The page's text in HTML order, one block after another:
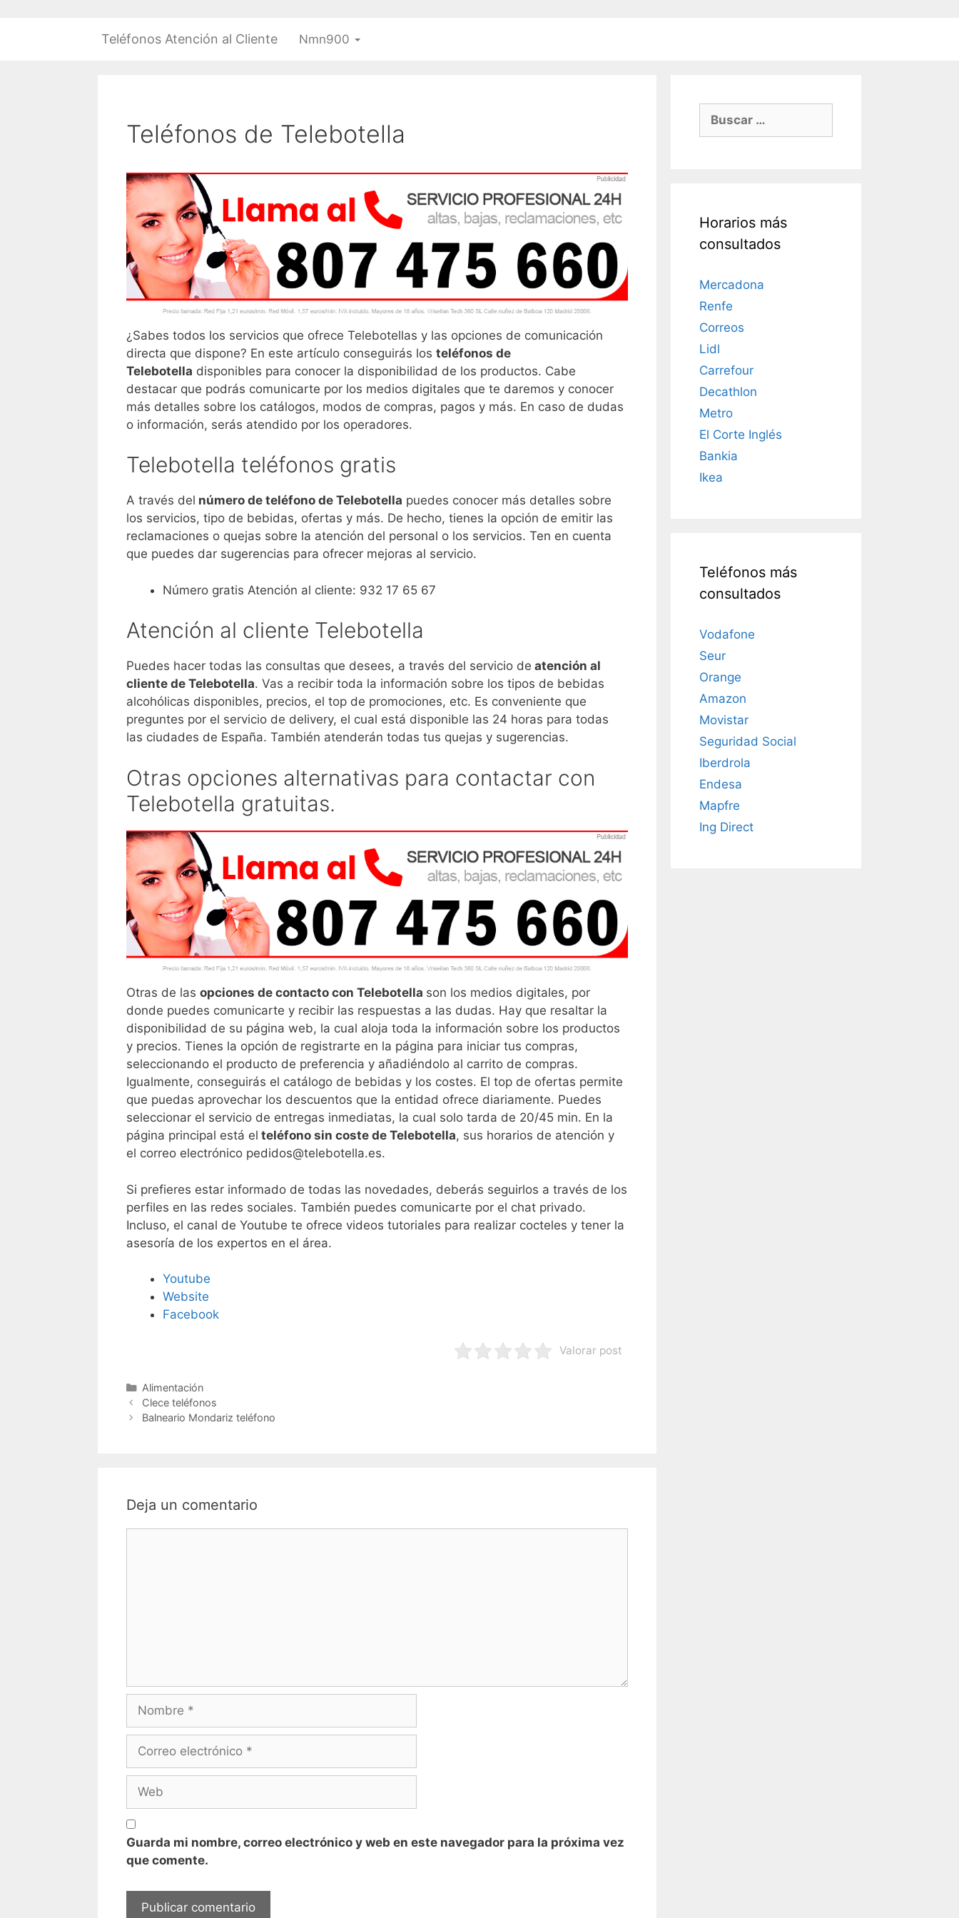
Teléfonos Atención al Cliente Nmn900
Teléfonos de Telebotella
¿Sabes todos los servicios que ofrece Telebotellas y las opciones de comunicación
directa que dispone? En este artículo conseguirás los teléfonos de
Telebotella disponibles para conocer la disponibilidad de los productos. Cabe
destacar que podrás comunicarte por los medios digitales que te daremos y conocer
más detalles sobre los catálogos, modos de compras, pagos y más. En caso de dudas
o información, serás atendido por los operadores.
Telebotella teléfonos gratis
A través del número de teléfono de Telebotella puedes conocer más detalles sobre
los servicios, tipo de bebidas, ofertas y más. De hecho, tienes la opción de emitir las
reclamaciones o quejas sobre la atención del personal o los servicios. Ten en cuenta
que puedes dar sugerencias para ofrecer mejoras al servicio.
Número gratis Atención al cliente: 932 17 65 67
Atención al cliente Telebotella
Puedes hacer todas las consultas que desees, a través del servicio de atención al
cliente de Telebotella. Vas a recibir toda la información sobre los tipos de bebidas
alcohólicas disponibles, precios, el top de promociones, etc. Es conveniente que
preguntes por el servicio de delivery, el cual está disponible las 24 horas para todas
las ciudades de España. También atenderán todas tus quejas y sugerencias.
Otras opciones alternativas para contactar con
Telebotella gratuitas.
Otras de las opciones de contacto con Telebotella son los medios digitales, por
donde puedes comunicarte y recibir las respuestas a las dudas. Hay que resaltar la
disponibilidad de su página web, la cual aloja toda la información sobre los productos
y precios. Tienes la opción de registrarte en la página para iniciar tus compras,
seleccionando el producto de preferencia y añadiéndolo al carrito de compras.
Igualmente, conseguirás el catálogo de bebidas y los costes. El top de ofertas permite
que puedas aprovechar los descuentos que la entidad ofrece diariamente. Puedes
seleccionar el servicio de entregas inmediatas, la cual solo tarda de 20/45 min. En la
página principal está el teléfono sin coste de Telebotella, sus horarios de atención y
el correo electrónico pedidos@telebotella.es.
Si prefieres estar informado de todas las novedades, deberás seguirlos a través de los
perfiles en las redes sociales. También puedes comunicarte por el chat privado.
Incluso, el canal de Youtube te ofrece videos tutoriales para realizar cocteles y tener la
asesoría de los expertos en el área.
Youtube
Website
Facebook
Valorar post
Categorías
Alimentación
Navegación
de
Clece teléfonos
Balneario Mondariz teléfono
Deja un comentario
electrónico
Guarda mi nombre, correo electrónico y web en este navegador para la próxima vez
que comente.
Buscar:
Horarios más
consultados
Mercadona
Renfe
Correos
Lidl
Carrefour
Decathlon
Metro
El Corte Inglés
Bankia
Ikea
Teléfonos más
consultados
Vodafone
Seur
Orange
Amazon
Movistar
Seguridad Social
Iberdrola
Endesa
Mapfre
Ing Direct